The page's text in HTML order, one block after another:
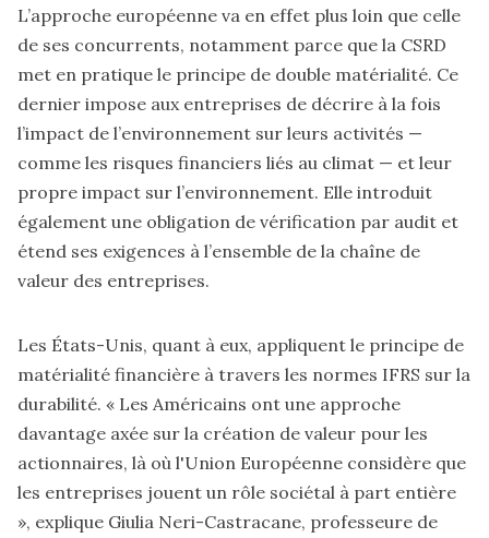
L’approche européenne va en effet plus loin que celle
de ses concurrents, notamment parce que la CSRD
met en pratique le principe de double matérialité. Ce
dernier impose aux entreprises de décrire à la fois
l’impact de l’environnement sur leurs activités —
comme les risques financiers liés au climat — et leur
propre impact sur l’environnement. Elle introduit
également une obligation de vérification par audit et
étend ses exigences à l’ensemble de la chaîne de
valeur des entreprises.
Les États-Unis, quant à eux, appliquent le principe de
matérialité financière à travers les normes IFRS sur la
durabilité. « Les Américains ont une approche
davantage axée sur la création de valeur pour les
actionnaires, là où l'Union Européenne considère que
les entreprises jouent un rôle sociétal à part entière
», explique Giulia Neri-Castracane, professeure de